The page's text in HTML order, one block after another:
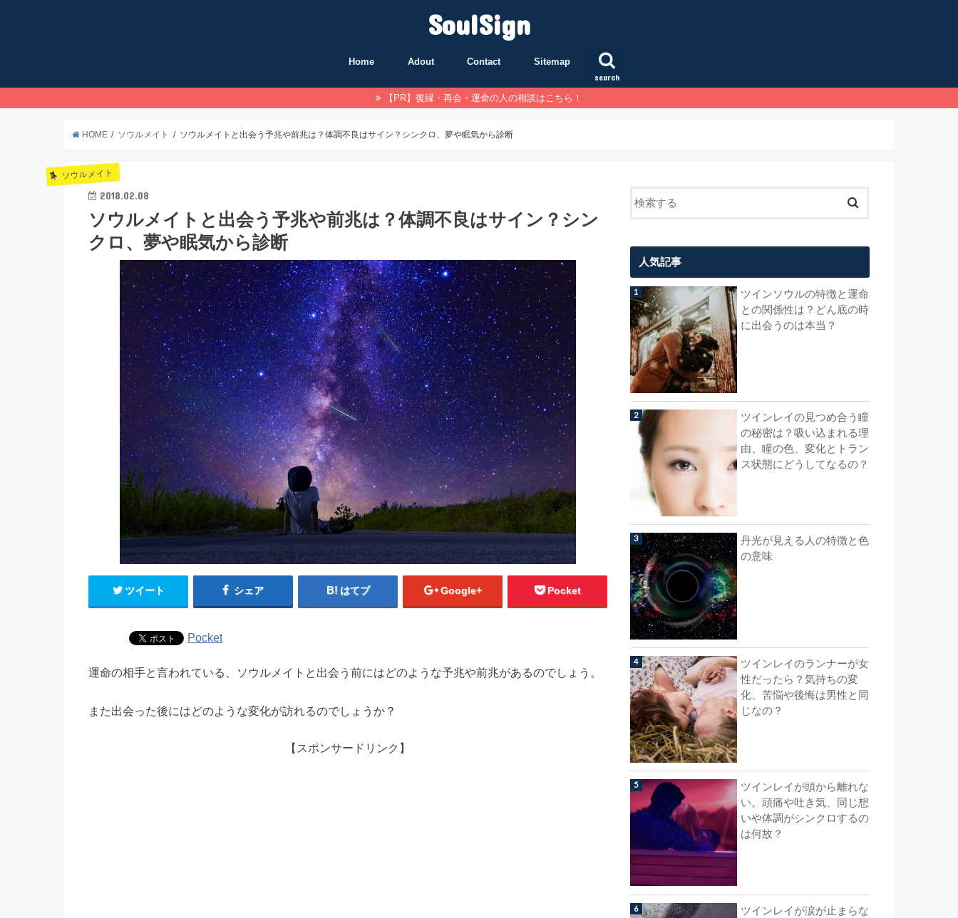
SoulSign
search
Home Adout Contact Sitemap
【PR】復縁・再会・運命の人の相談はこちら！
HOME ソウルメイト ソウルメイトと出会う予兆や前兆は？体調不良はサイン？シンクロ、夢や眠気から診断
ソウルメイト
2018.02.08
ソウルメイトと出会う予兆や前兆は？体調不良はサイン？シン
クロ、夢や眠気から診断
ツイート シェア はてブ Google+ Pocket
Pocket
運命の相手と言われている、ソウルメイトと出会う前にはどのような予兆や前兆があるのでしょう。
また出会った後にはどのような変化が訪れるのでしょうか？
【スポンサードリンク】
人気記事
ツインソウルの特徴と運命
との関係性は？どん底の時
に出会うのは本当？
ツインレイの見つめ合う瞳
の秘密は？吸い込まれる理
由、瞳の色、変化とトラン
ス状態にどうしてなるの？
丹光が見える人の特徴と色
の意味
ツインレイのランナーが女
性だったら？気持ちの変
化、苦悩や後悔は男性と同
じなの？
ツインレイが頭から離れな
い。頭痛や吐き気、同じ想
いや体調がシンクロするの
は何故？
ツインレイが涙が止まらな